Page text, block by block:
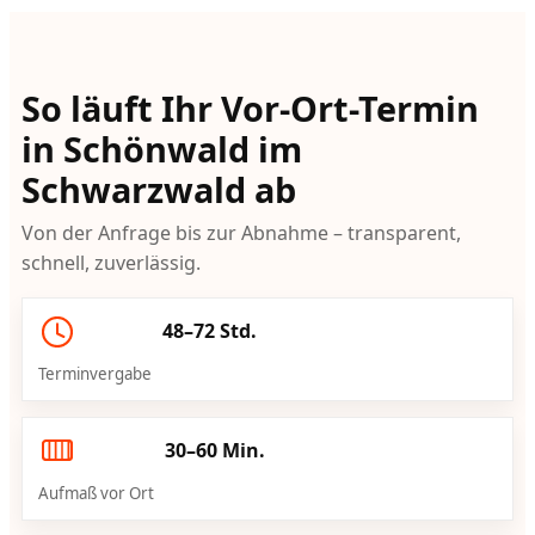
So läuft Ihr Vor-Ort-Termin
in Schönwald im
Schwarzwald ab
Von der Anfrage bis zur Abnahme – transparent,
schnell, zuverlässig.
48–72 Std.
Terminvergabe
30–60 Min.
Aufmaß vor Ort